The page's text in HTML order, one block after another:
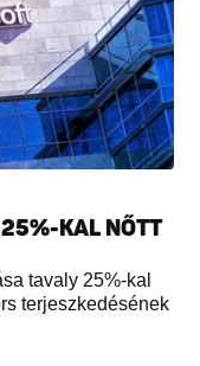
KAL NŐTT
tavaly 25%-kal
terjeszkedésének